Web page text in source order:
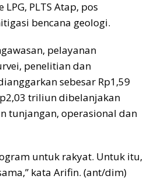
PLTS Atap, pos
bencana geologi.
pelayanan
penelitian dan
sebesar Rp1,59
triliun dibelanjakan
tunjangan, operasional dan
untuk rakyat. Untuk itu,
kata Arifin. (ant/dim)